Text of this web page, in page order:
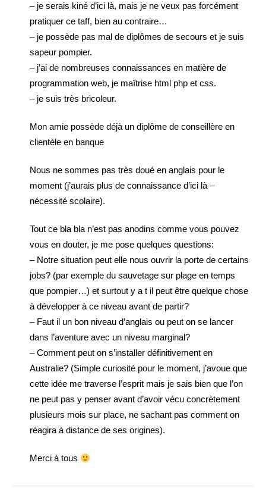
– je serais kiné d’ici là, mais je ne veux pas forcément
pratiquer ce taff, bien au contraire…
– je possède pas mal de diplômes de secours et je suis
sapeur pompier.
– j’ai de nombreuses connaissances en matière de
programmation web, je maîtrise html php et css.
– je suis très bricoleur.
Mon amie possède déjà un diplôme de conseillère en
clientèle en banque
Nous ne sommes pas très doué en anglais pour le
moment (j’aurais plus de connaissance d’ici là –
nécessité scolaire).
Tout ce bla bla n’est pas anodins comme vous pouvez
vous en douter, je me pose quelques questions:
– Notre situation peut elle nous ouvrir la porte de certains
jobs? (par exemple du sauvetage sur plage en temps
que pompier…) et surtout y a t il peut être quelque chose
à développer à ce niveau avant de partir?
– Faut il un bon niveau d’anglais ou peut on se lancer
dans l’aventure avec un niveau marginal?
– Comment peut on s’installer définitivement en
Australie? (Simple curiosité pour le moment, j’avoue que
cette idée me traverse l’esprit mais je sais bien que l’on
ne peut pas y penser avant d’avoir vécu concrètement
plusieurs mois sur place, ne sachant pas comment on
réagira à distance de ses origines).
Merci à tous